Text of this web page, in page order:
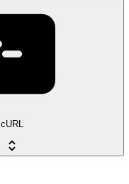
cURL